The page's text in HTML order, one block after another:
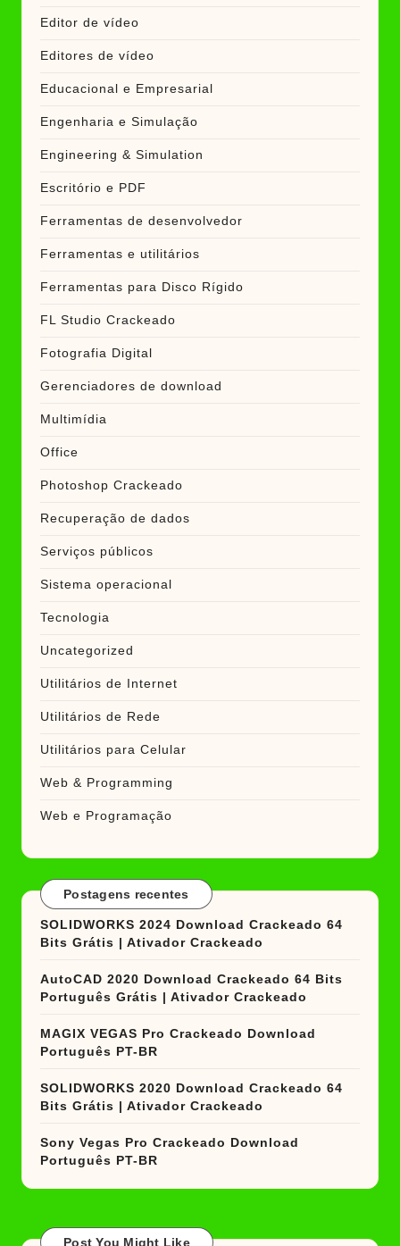
Editor de vídeo
Editores de vídeo
Educacional e Empresarial
Engenharia e Simulação
Engineering & Simulation
Escritório e PDF
Ferramentas de desenvolvedor
Ferramentas e utilitários
Ferramentas para Disco Rígido
FL Studio Crackeado
Fotografia Digital
Gerenciadores de download
Multimídia
Office
Photoshop Crackeado
Recuperação de dados
Serviços públicos
Sistema operacional
Tecnologia
Uncategorized
Utilitários de Internet
Utilitários de Rede
Utilitários para Celular
Web & Programming
Web e Programação
Postagens recentes
SOLIDWORKS 2024 Download Crackeado 64
Bits Grátis | Ativador Crackeado
AutoCAD 2020 Download Crackeado 64 Bits
Português Grátis | Ativador Crackeado
MAGIX VEGAS Pro Crackeado Download
Português PT-BR
SOLIDWORKS 2020 Download Crackeado 64
Bits Grátis | Ativador Crackeado
Sony Vegas Pro Crackeado Download
Português PT-BR
Post You Might Like